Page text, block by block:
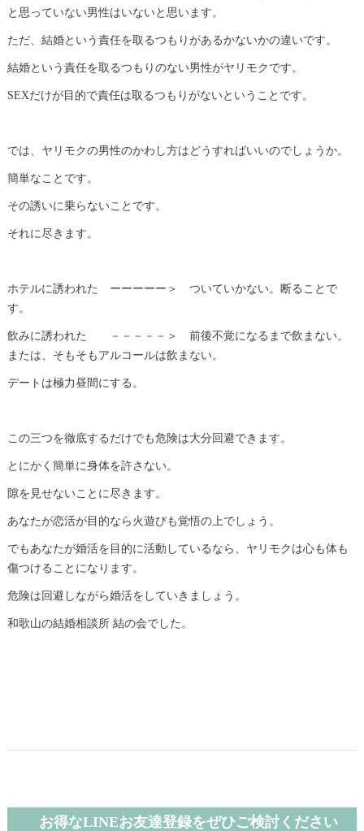
と思っていない男性はいないと思います。
ただ、結婚という責任を取るつもりがあるかないかの違いです。
結婚という責任を取るつもりのない男性がヤリモクです。
SEXだけが目的で責任は取るつもりがないということです。
では、ヤリモクの男性のかわし方はどうすればいいのでしょうか。
簡単なことです。
その誘いに乗らないことです。
それに尽きます。
ホテルに誘われた ーーーーー＞ ついていかない。断ることで
す。
飲みに誘われた －－－－－＞ 前後不覚になるまで飲まない。
または、そもそもアルコールは飲まない。
デートは極力昼間にする。
この三つを徹底するだけでも危険は大分回避できます。
とにかく簡単に身体を許さない。
隙を見せないことに尽きます。
あなたが恋活が目的なら火遊びも覚悟の上でしょう。
でもあなたが婚活を目的に活動しているなら、ヤリモクは心も体も
傷つけることになります。
危険は回避しながら婚活をしていきましょう。
和歌山の結婚相談所 結の会でした。
お得なLINEお友達登録をぜひご検討ください